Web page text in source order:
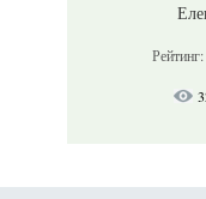
Рейтинг: